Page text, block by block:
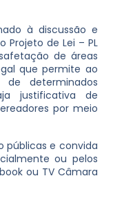
à discussão e
de Lei – PL
de áreas
que permite ao
de determinados
justificativa de
por meio
públicas e convida
ou pelos
ou TV Câmara